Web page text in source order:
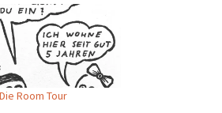
Room Tour